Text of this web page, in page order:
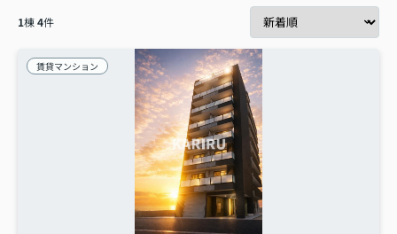
1棟4件
賃貸マンション